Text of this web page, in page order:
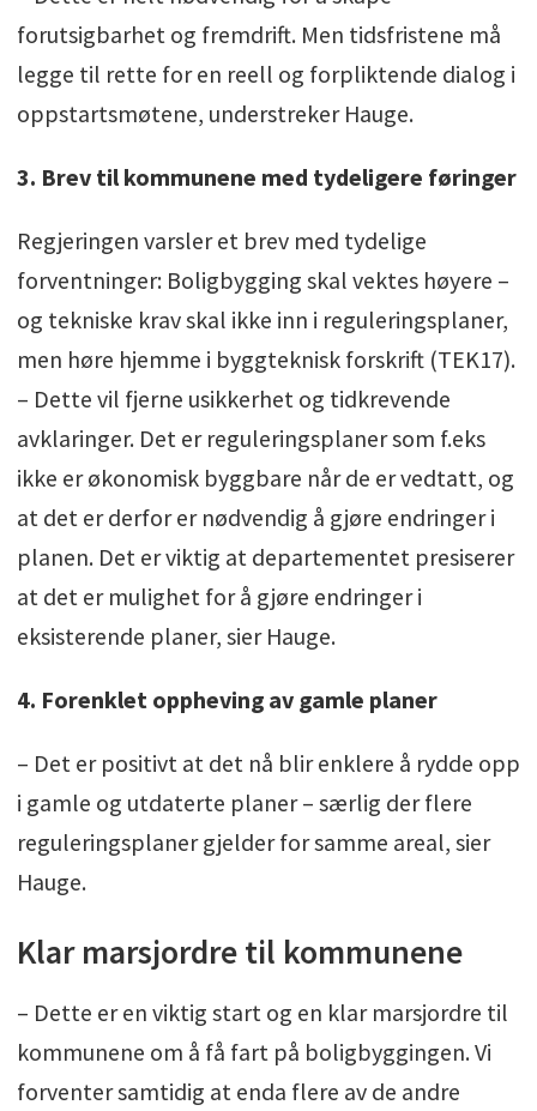
forutsigbarhet og fremdrift. Men tidsfristene må
legge til rette for en reell og forpliktende dialog i
oppstartsmøtene, understreker Hauge.
3. Brev til kommunene med tydeligere føringer
Regjeringen varsler et brev med tydelige
forventninger: Boligbygging skal vektes høyere –
og tekniske krav skal ikke inn i reguleringsplaner,
men høre hjemme i byggteknisk forskrift (TEK17).
– Dette vil fjerne usikkerhet og tidkrevende
avklaringer. Det er reguleringsplaner som f.eks
ikke er økonomisk byggbare når de er vedtatt, og
at det er derfor er nødvendig å gjøre endringer i
planen. Det er viktig at departementet presiserer
at det er mulighet for å gjøre endringer i
eksisterende planer, sier Hauge.
4. Forenklet oppheving av gamle planer
– Det er positivt at det nå blir enklere å rydde opp
i gamle og utdaterte planer – særlig der flere
reguleringsplaner gjelder for samme areal, sier
Hauge.
Klar marsjordre til kommunene
– Dette er en viktig start og en klar marsjordre til
kommunene om å få fart på boligbyggingen. Vi
forventer samtidig at enda flere av de andre